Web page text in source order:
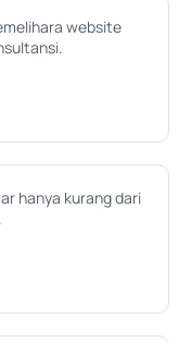
website
hanya kurang dari